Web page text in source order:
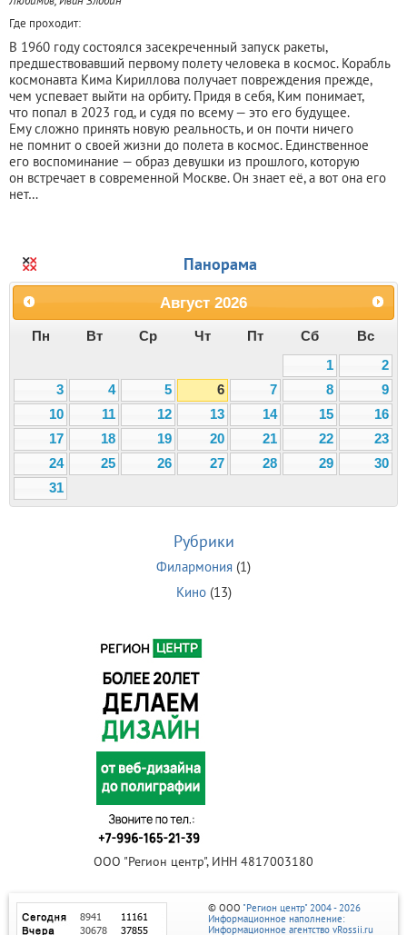
Где проходит:
В 1960 году состоялся засекреченный запуск ракеты,
предшествовавший первому полету человека в космос. Корабль
космонавта Кима Кириллова получает повреждения прежде,
чем успевает выйти на орбиту. Придя в себя, Ким понимает,
что попал в 2023 год, и судя по всему — это его будущее.
Ему сложно принять новую реальность, и он почти ничего
не помнит о своей жизни до полета в космос. Единственное
его воспоминание — образ девушки из прошлого, которую
он встречает в современной Москве. Он знает её, а вот она его
нет…
Панорама
Август 2026
Пн Вт Ср Чт Пт Сб
Вс
1
2
3
4 5 6 7 8
9
10
11 12 13 14 15
16
17
18 19 20 21 22
23
24
25 26 27 28 29
30
31
Рубрики
Филармония (1)
Кино(13)
ООО "Регион центр", ИНН 4817003180
© ООО "Регион центр" 2004 - 2026
Информационное наполнение:
Информационное агентство vRossii.ru